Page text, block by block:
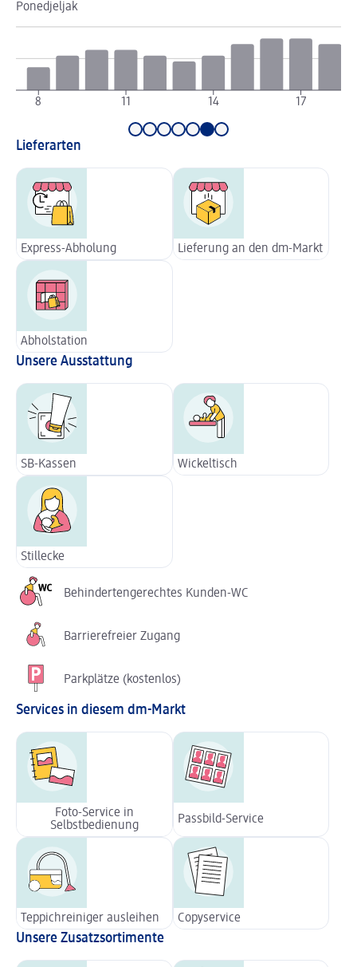
Ponedjeljak
8 11 14 17
Lieferarten
Express-Abholung Lieferung an den dm-Markt
Abholstation
Unsere Ausstattung
SB-Kassen Wickeltisch
Stillecke
Behindertengerechtes Kunden-WC
Barrierefreier Zugang
Parkplätze (kostenlos)
Services in diesem dm-Markt
Foto-Service in
Selbstbedienung
Passbild-Service
Teppichreiniger ausleihen Copyservice
Unsere Zusatzsortimente